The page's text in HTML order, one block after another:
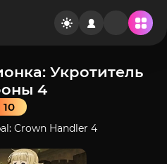
Укротитель
4
10
Crown Handler 4